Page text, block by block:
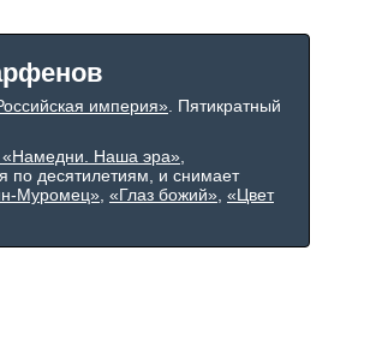
империя» . Пятикратный
«Намедни. Наша эра»
по десятилетиям, и снимает
Муромец» «Глаз божий» «Цвет